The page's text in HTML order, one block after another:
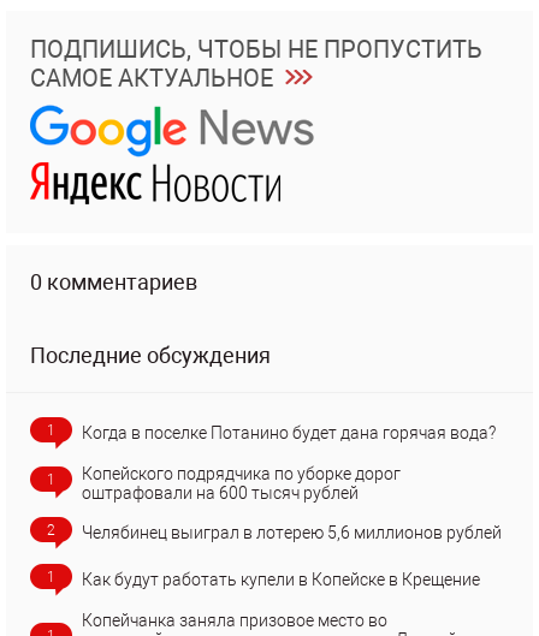
ПОДПИШИСЬ, ЧТОБЫ НЕ ПРОПУСТИТЬ
САМОЕ АКТУАЛЬНОЕ
0 комментариев
Последние обсуждения
1 Когда в поселке Потанино будет дана горячая вода?
1
Копейского подрядчика по уборке дорог
оштрафовали на 600 тысяч рублей
2 Челябинец выиграл в лотерею 5,6 миллионов рублей
1 Как будут работать купели в Копейске в Крещение
Копейчанка заняла призовое место во